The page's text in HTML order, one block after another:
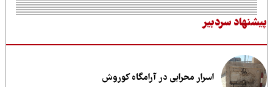
سردبیر
اسرار محرابی در آرامگاه کوروش